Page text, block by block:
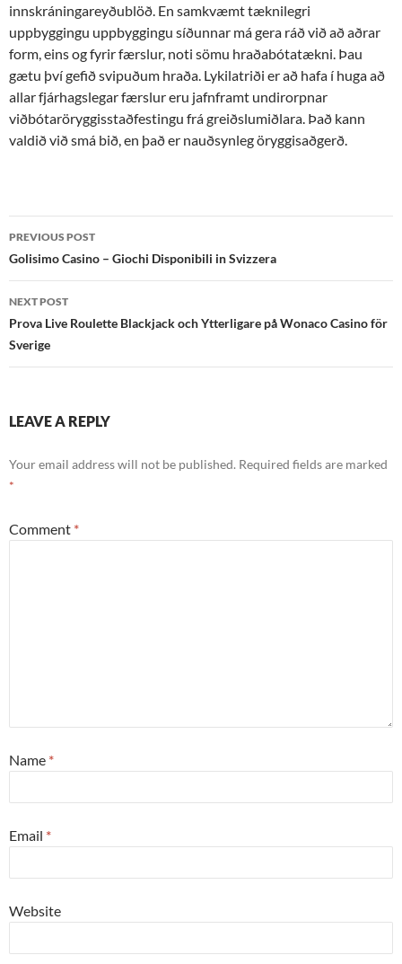
innskráningareyðublöð. En samkvæmt tæknilegri
uppbyggingu uppbyggingu síðunnar má gera ráð við að aðrar
form, eins og fyrir færslur, noti sömu hraðabótatækni. Þau
gætu því gefið svipuðum hraða. Lykilatriði er að hafa í huga að
allar fjárhagslegar færslur eru jafnframt undirorpnar
viðbótaröryggisstaðfestingu frá greiðslumiðlara. Það kann
valdið við smá bið, en það er nauðsynleg öryggisaðgerð.
Post
navigation
PREVIOUS POST
Golisimo Casino – Giochi Disponibili in Svizzera
NEXT POST
Prova Live Roulette Blackjack och Ytterligare på Wonaco Casino för
Sverige
LEAVE A REPLY
Your email address will not be published. Required fields are marked
*
Comment *
Name *
Email *
Website